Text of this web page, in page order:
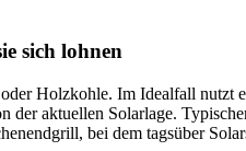
sich lohnen
Holzkohle. Im Idealfall nutzt
aktuellen Solarlage.
bei dem tagsüber